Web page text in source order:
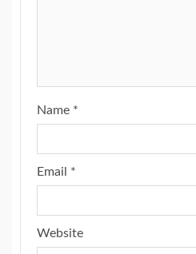
Name *
Email *
Website